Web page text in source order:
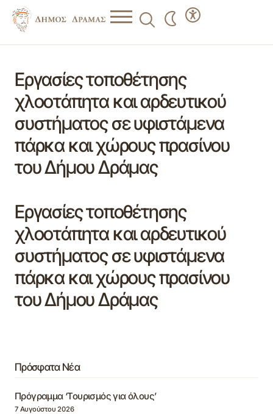
Εργασίες τοποθέτησης
χλοοτάπητα και αρδευτικού
συστήματος σε υφιστάμενα
πάρκα και χώρους πρασίνου
του Δήμου Δράμας
Εργασίες τοποθέτησης
χλοοτάπητα και αρδευτικού
συστήματος σε υφιστάμενα
πάρκα και χώρους πρασίνου
του Δήμου Δράμας
Πρόσφατα Νέα
Πρόγραμμα ‘Τουρισμός για όλους’
7 Αυγούστου 2026